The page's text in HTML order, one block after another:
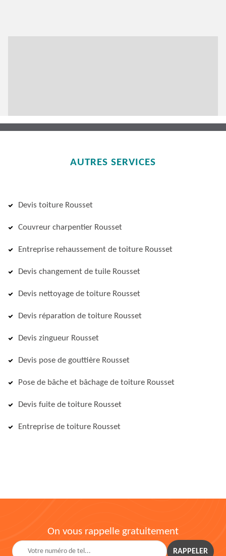
AUTRES SERVICES
Devis toiture Rousset
Couvreur charpentier Rousset
Entreprise rehaussement de toiture Rousset
Devis changement de tuile Rousset
Devis nettoyage de toiture Rousset
Devis réparation de toiture Rousset
Devis zingueur Rousset
Devis pose de gouttière Rousset
Pose de bâche et bâchage de toiture Rousset
Devis fuite de toiture Rousset
Entreprise de toiture Rousset
On vous rappelle gratuitement